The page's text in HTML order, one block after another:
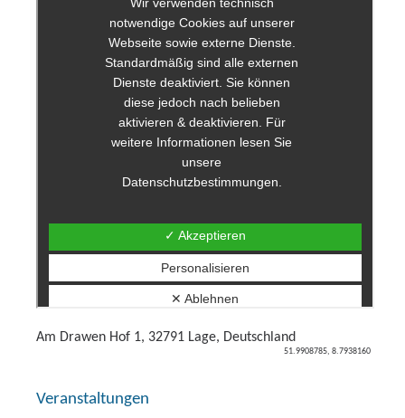
Am Drawen Hof 1, 32791 Lage, Deutschland
51.9908785, 8.7938160
Veranstaltungen